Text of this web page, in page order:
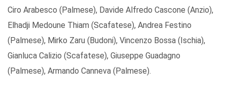
Ciro Arabesco (Palmese), Davide Alfredo Cascone (Anzio),
Elhadji Medoune Thiam (Scafatese), Andrea Festino
(Palmese), Mirko Zaru (Budoni), Vincenzo Bossa (Ischia),
Gianluca Calizio (Scafatese), Giuseppe Guadagno
(Palmese), Armando Canneva (Palmese).